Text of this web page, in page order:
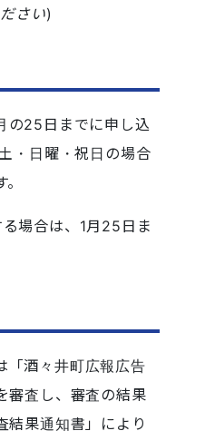
さい)
の25日までに申し込
・日曜・祝日の場合
場合は、1月25日ま
「酒々井町広報広告
審査し、審査の結果
結果通知書」により